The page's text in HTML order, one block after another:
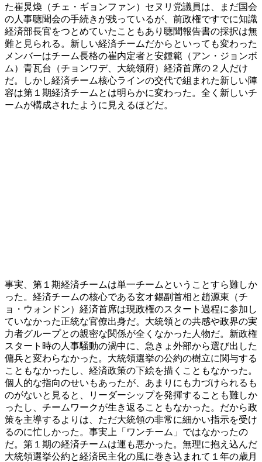
た崔炅煥（チェ・ギョンファン）セヌリ党議員は、まだ国会
の人事聴聞会の手続きが残っているが、前政権ですでに知識
経済部長官をつとめていたこともあり聴聞報告書の採択は無
難と見られる。新しい経済チームだからといっても変わった
メンバーはチーム長格の崔内定者と安鍾範（アン・ジョンボ
ム）青瓦台（チョンワデ、大統領府）経済首席の２人だけ
だ。しかし経済チーム核心ラインの交代で組まれた新しい陣
容は第１期経済チームとは明らかに変わった。全く新しいチ
ームが構成されたように見えるほどだ。
事実、第１期経済チームは単一チームということすら難しか
った。経済チームの核心である玄オ錫副首相と趙源東（チ
ョ・ウォンドン）経済首席は現政権のスタート過程に参加し
ていなかった正統な官僚出身だ。大統領との共感や政界の実
力者グループとの親密な関係が全くなかった人物だ。新政権
スタート時の人事騒動の渦中に、急きょ外部から選び出した
傭兵と変わらなかった。大統領選挙の公約の樹立に関与する
こともなかったし、経済政策の下絵を描くこともなかった。
個人的な指向のせいもあったが、あまりにも力づけられるも
のがないと見ると、リーダーシップを発揮することも難しか
ったし、チームワークが生き返ることもなかった。だから政
策を主導するよりは、ただ大統領の非常に細かい指示を受け
るのに忙しかった。事実上「ワンチーム」ではなかったの
だ。第１期の経済チームは運も悪かった。無理に抱え込んだ
大統領選挙公約と経済民主化の風に巻き込まれて１年の歳月